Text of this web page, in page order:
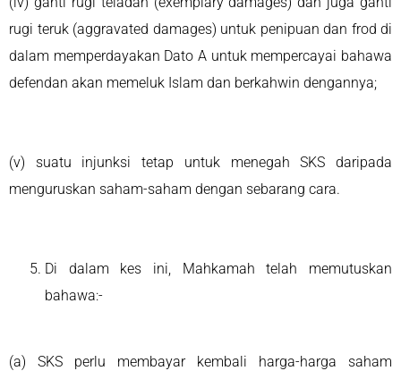
rugi teruk (aggravated damages) untuk penipuan dan frod di
dalam memperdayakan Dato A untuk mempercayai bahawa
defendan akan memeluk Islam dan berkahwin dengannya;
(v) suatu injunksi tetap untuk menegah SKS daripada
menguruskan saham-saham dengan sebarang cara.
Di dalam kes ini, Mahkamah telah memutuskan
bahawa:-
(a) SKS perlu membayar kembali harga-harga saham